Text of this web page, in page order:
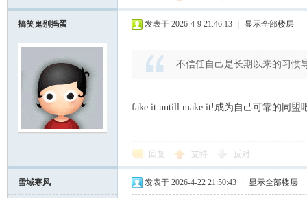
搞笑鬼别捣蛋 发表于 2026-4-9 21:46:13 显示全部楼层
不信任自己是长期以来的习惯
fake it untill make it!成为自己可靠的同盟
回复 支持 反对
雪域寒风 发表于 2026-4-22 21:50:43 显示全部楼层